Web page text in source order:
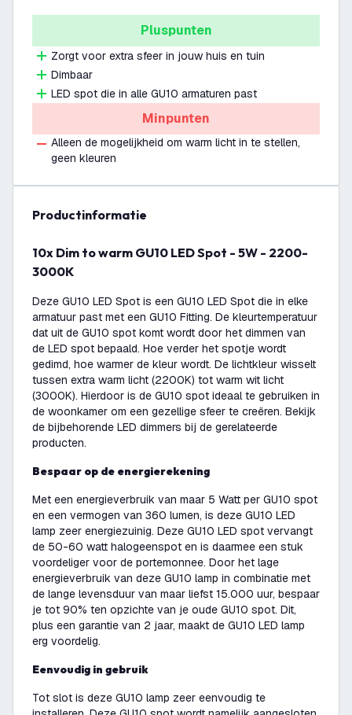
Pluspunten
Zorgt voor extra sfeer in jouw huis en tuin
Dimbaar
LED spot die in alle GU10 armaturen past
Minpunten
Alleen de mogelijkheid om warm licht in te stellen,
geen kleuren
productinformatie
10x Dim to warm GU10 LED Spot - 5W - 2200-
3000K
Deze GU10 LED Spot is een GU10 LED Spot die in elke
armatuur past met een GU10 Fitting. De kleurtemperatuur
dat uit de GU10 spot komt wordt door het dimmen van
de LED spot bepaald. Hoe verder het spotje wordt
gedimd, hoe warmer de kleur wordt. De lichtkleur wisselt
tussen extra warm licht (2200K) tot warm wit licht
(3000K). Hierdoor is de GU10 spot ideaal te gebruiken in
de woonkamer om een gezellige sfeer te creëren. Bekijk
de bijbehorende LED dimmers bij de gerelateerde
producten.
Bespaar op de energierekening
Met een energieverbruik van maar 5 Watt per GU10 spot
en een vermogen van 360 lumen, is deze GU10 LED
lamp zeer energiezuinig. Deze GU10 LED spot vervangt
de 50-60 watt halogeenspot en is daarmee een stuk
voordeliger voor de portemonnee. Door het lage
energieverbruik van deze GU10 lamp in combinatie met
de lange levensduur van maar liefst 15.000 uur, bespaar
je tot 90% ten opzichte van je oude GU10 spot. Dit,
plus een garantie van 2 jaar, maakt de GU10 LED lamp
erg voordelig.
Eenvoudig in gebruik
Tot slot is deze GU10 lamp zeer eenvoudig te